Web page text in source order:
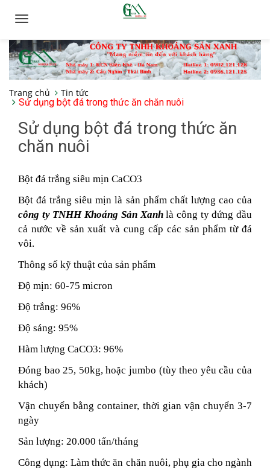
Toggle
Trang chủ
Tin tức
Sử dụng bột đá trong thức ăn chăn nuôi
Sử dụng bột đá trong thức ăn
chăn nuôi
Bột đá trắng siêu mịn CaCO3
Bột đá trắng siêu mịn là sản phẩm chất lượng cao của
công ty TNHH Khoáng Sản Xanhlà công ty đứng đầu
cả nước về sản xuất và cung cấp các sản phẩm từ đá
vôi.
Thông số kỹ thuật của sản phẩm
Độ mịn: 60-75 micron
Độ trắng: 96%
Độ sáng: 95%
Hàm lượng CaCO3: 96%
Đóng bao 25, 50kg, hoặc jumbo (tùy theo yêu cầu của
khách)
Vận chuyển bằng container, thời gian vận chuyển 3-7
ngày
Sản lượng: 20.000 tấn/tháng
Công dụng: Làm thức ăn chăn nuôi, phụ gia cho ngành